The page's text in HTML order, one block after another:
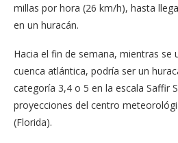
millas por hora (26 km/h), hasta
en un huracán.
Hacia el fin de semana, mientras se
cuenca atlántica, podría ser un
categoría 3,4 o 5 en la escala Saffir
proyecciones del centro
(Florida).